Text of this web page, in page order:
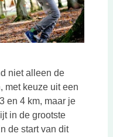
in een nieuwe tab
niet alleen de
met keuze uit een
en 4 km, maar je
in de grootste
de start van dit